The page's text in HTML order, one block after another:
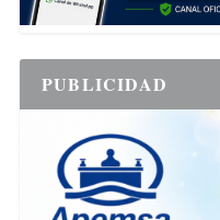
PUBLICIDAD